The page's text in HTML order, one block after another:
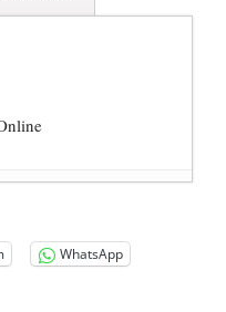
despre
WhatsApp